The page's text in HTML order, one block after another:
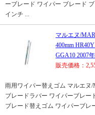
ーブレード ワイパー ブレード
インチ ...
マルエヌ/
400mm
GGA10 2007
販売価格：
雨用ワイパー替えゴム マルエヌ
ブレードラバー ワイパーブレー
ブレード替えゴム ワイパーブレ